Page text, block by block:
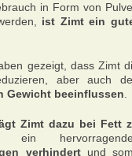
in Form von
ist Zimt ein
gezeigt, dass Zimt
aber auch
Gewicht beeinflussen
Zimt dazu bei Fett
verhindertund